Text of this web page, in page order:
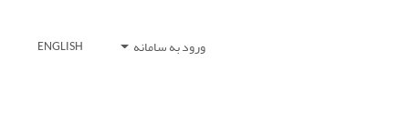
ورود به سامانه ENGLISH